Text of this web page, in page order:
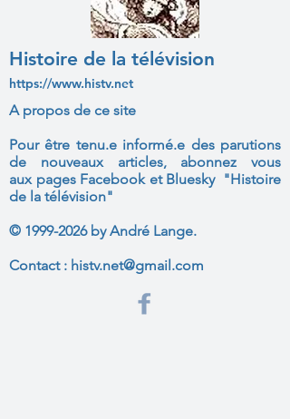
Histoire de la télévision
https://www.histv.net
A propos de ce site
Pour être tenu.e informé.e des parutions
de nouveaux articles, abonnez vous
aux pages Facebook et Bluesky "Histoire
de la télévision"
© 1999-2026by André Lange.
Contact : histv.net@gmail.com